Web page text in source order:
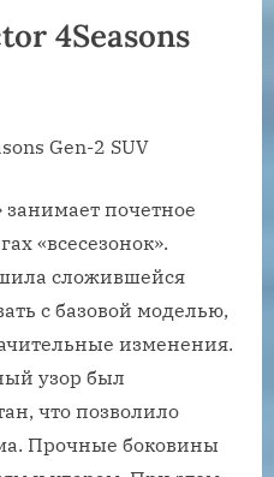
4Seasons
занимает почетное
«всесезонок».
сложившейся
с базовой моделью,
изменения.
узор был
что позволило
Прочные боковины